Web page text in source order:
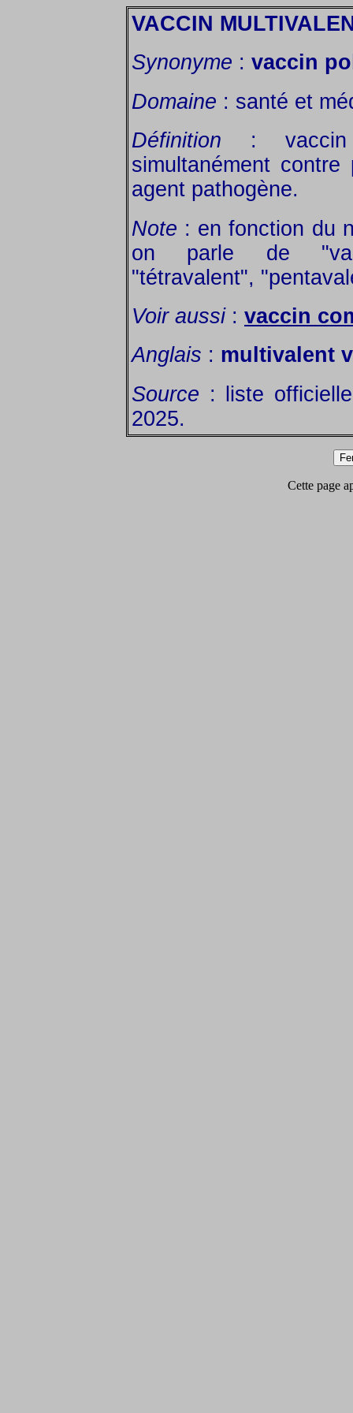
VACCIN
Synonyme : vaccin
Domaine : santé et
Définition : vaccin
simultanément contre
agent pathogène.
Note : en fonction du
on parle de
"tétravalent",
Voir aussi: vaccin
Anglais : multivalent
Source : liste
2025.
Cette page